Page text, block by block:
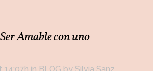
Ser Amable con uno